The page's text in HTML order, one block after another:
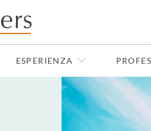
content
ESPERIENZA